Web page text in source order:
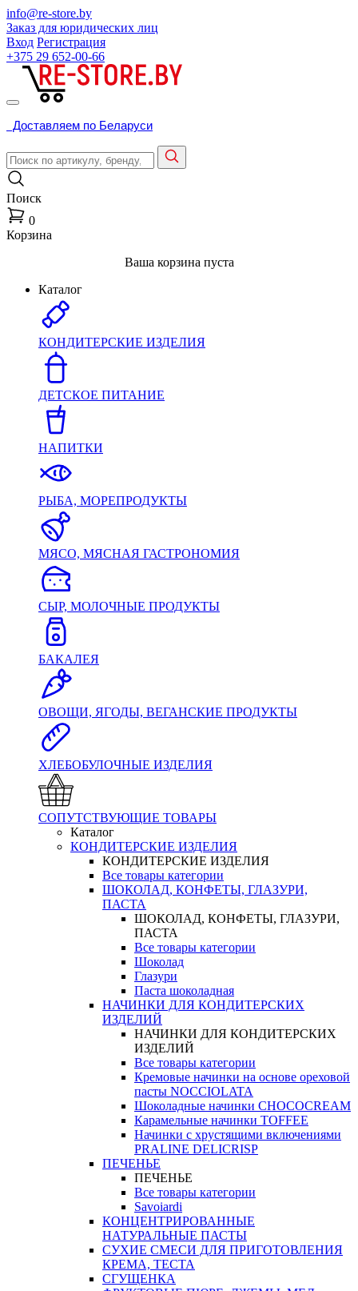
info@re-store.by
Заказ для юридических лиц
Вход Регистрация
+375 29 652-00-66
Доставляем по Беларуси
Поиск
0
Корзина
Ваша корзина пуста
Каталог
КОНДИТЕРСКИЕ ИЗДЕЛИЯ
ДЕТСКОЕ ПИТАНИЕ
НАПИТКИ
РЫБА, МОРЕПРОДУКТЫ
МЯСО, МЯСНАЯ ГАСТРОНОМИЯ
СЫР, МОЛОЧНЫЕ ПРОДУКТЫ
БАКАЛЕЯ
ОВОЩИ, ЯГОДЫ, ВЕГАНСКИЕ ПРОДУКТЫ
ХЛЕБОБУЛОЧНЫЕ ИЗДЕЛИЯ
СОПУТСТВУЮЩИЕ ТОВАРЫ
Каталог
КОНДИТЕРСКИЕ ИЗДЕЛИЯ
КОНДИТЕРСКИЕ ИЗДЕЛИЯ
Все товары категории
ШОКОЛАД, КОНФЕТЫ, ГЛАЗУРИ,
ПАСТА
ШОКОЛАД, КОНФЕТЫ, ГЛАЗУРИ,
ПАСТА
Все товары категории
Шоколад
Глазури
Паста шоколадная
НАЧИНКИ ДЛЯ КОНДИТЕРСКИХ
ИЗДЕЛИЙ
НАЧИНКИ ДЛЯ КОНДИТЕРСКИХ
ИЗДЕЛИЙ
Все товары категории
Кремовые начинки на основе ореховой
пасты NOCCIOLATA
Шоколадные начинки CHOCOCREAM
Карамельные начинки TOFFEE
Начинки с хрустящими включениями
PRALINE DELICRISP
ПЕЧЕНЬЕ
ПЕЧЕНЬЕ
Все товары категории
Savoiardi
КОНЦЕНТРИРОВАННЫЕ
НАТУРАЛЬНЫЕ ПАСТЫ
СУХИЕ СМЕСИ ДЛЯ ПРИГОТОВЛЕНИЯ
КРЕМА, ТЕСТА
СГУЩЕНКА